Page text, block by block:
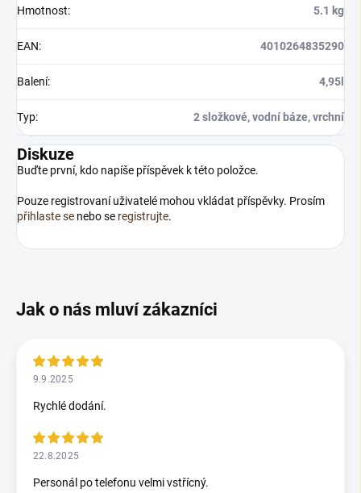
Hmotnost: 5.1 kg
EAN: 4010264835290
Balení: 4,95l
Typ: 2 složkové, vodní báze, vrchní
Diskuze
Buďte první, kdo napíše příspěvek k této položce.
Pouze registrovaní uživatelé mohou vkládat příspěvky. Prosím
přihlaste se nebo se registrujte.
9.9.2025
Rychlé dodání.
22.8.2025
Personál po telefonu velmi vstřícný.